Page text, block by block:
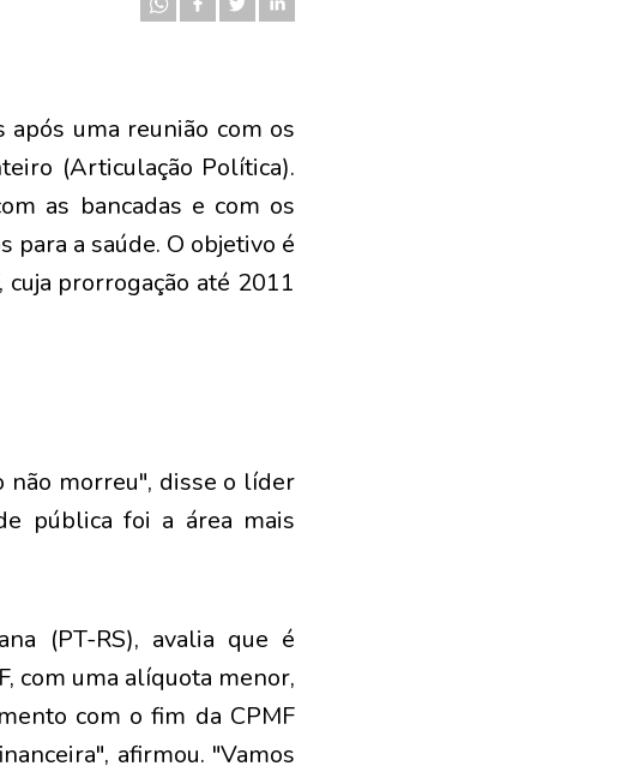
uma reunião com os
(Articulação Política).
as bancadas e com os
a saúde. O objetivo é
prorrogação até 2011
não morreu", disse o líder
pública foi a área mais
(PT-RS), avalia que é
com uma alíquota menor,
com o fim da CPMF
afirmou. "Vamos